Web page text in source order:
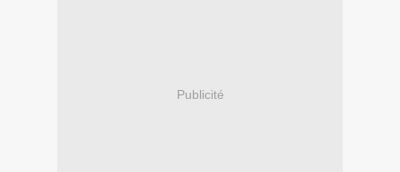
Publicité